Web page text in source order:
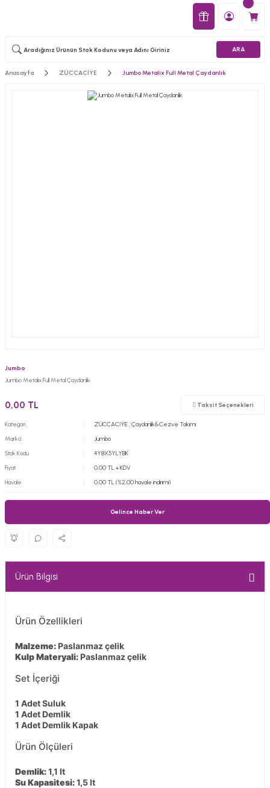
ARA
Anasayfa ZÜCCACİYE Jumbo Metalix Full Metal Çaydanlık
Jumbo
Jumbo Metalix Full Metal Çaydanlık
0,00 TL Taksit Seçenekleri
Kategori ZÜCCACİYE,Çaydanlık&Cezve Takımı
Marka
Jumbo
Stok Kodu
4Y8X5YLYBK
Fiyat
0,00 TL + KDV
Havale
0,00 TL (%2,00 havale indirimi)
Gelince Haber Ver
Ürün Bilgisi
Ürün Özellikleri
Malzeme: Paslanmaz çelik
Kulp Materyali: Paslanmaz çelik
Set İçeriği
1 Adet Suluk
1 Adet Demlik
1 Adet Demlik Kapak
Ürün Ölçüleri
Demlik:1,1 lt
Su Kapasitesi:1,5 lt